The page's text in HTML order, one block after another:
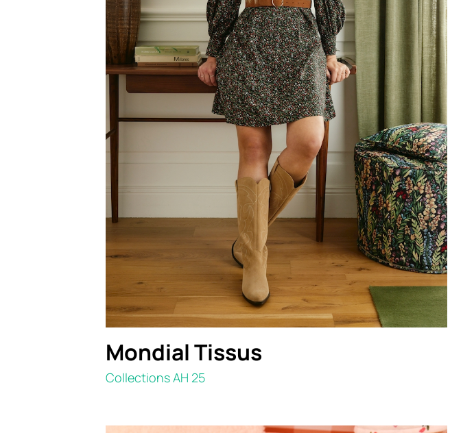
Mondial Tissus
Collections AH 25